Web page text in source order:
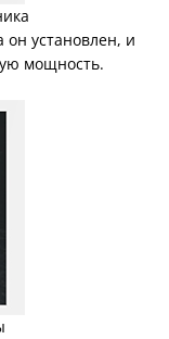
он установлен, и
мощность.